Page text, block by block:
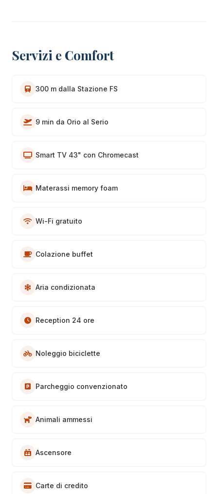
Servizi e Comfort
300 m dalla Stazione FS
9 min da Orio al Serio
Smart TV 43" con Chromecast
Materassi memory foam
Wi-Fi gratuito
Colazione buffet
Aria condizionata
Reception 24 ore
Noleggio biciclette
Parcheggio convenzionato
Animali ammessi
Ascensore
Carte di credito